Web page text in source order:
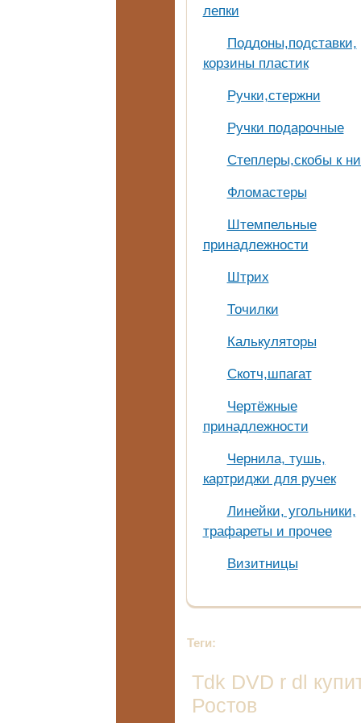
лепки
Поддоны,подставки,
корзины пластик
Ручки,стержни
Ручки подарочные
Степлеры,скобы к
Фломастеры
Штемпельные
принадлежности
Штрих
Точилки
Калькуляторы
Скотч,шпагат
Чертёжные
принадлежности
Чернила, тушь,
картриджи для ручек
Линейки, угольники,
трафареты и прочее
Визитницы
Теги:
Tdk DVD r dl
Ростов